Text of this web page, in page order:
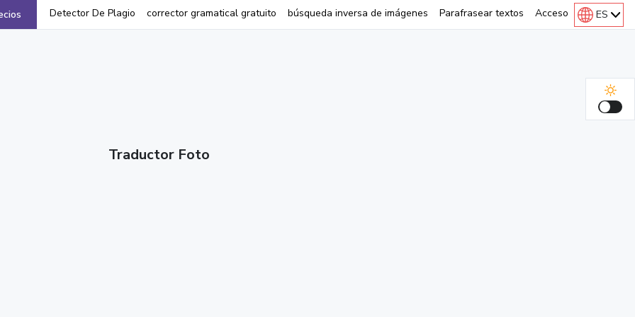
Detector De Plagio corrector gramatical gratuito búsqueda inversa de imágenes Parafrasear textos Acceso ES
Traductor Foto